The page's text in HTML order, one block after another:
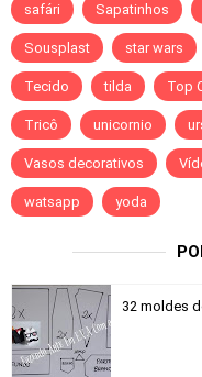
safári Sapatinhos
Sousplast star wars
Tecido tilda Top
Tricô unicornio
Vasos decorativos
watsapp yoda
32 moldes